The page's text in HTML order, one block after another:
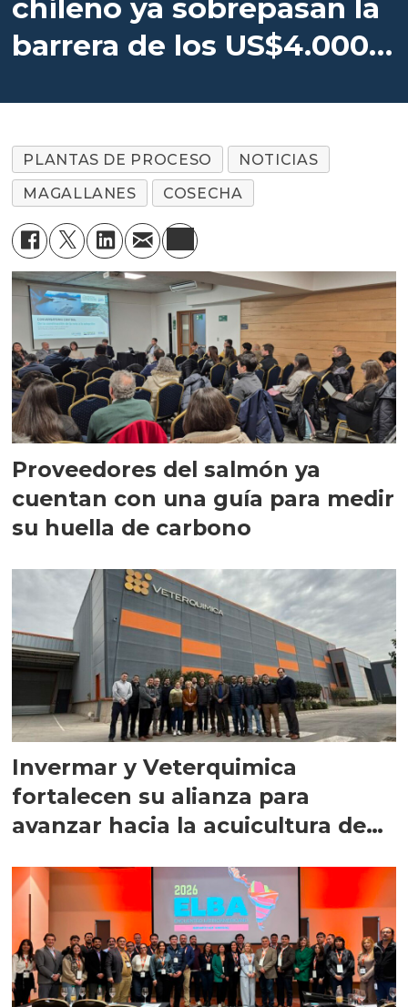
chileno ya sobrepasan la
barrera de los US$4.000
PLANTAS DE PROCESO
NOTICIAS
MAGALLANES
COSECHA
Proveedores del salmón ya
cuentan con una guía para medir
su huella de carbono
Invermar y Veterquimica
fortalecen su alianza para
avanzar hacia la acuicultura de